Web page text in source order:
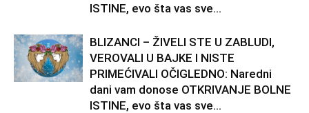
ISTINE, evo šta vas sve...
BLIZANCI – ŽIVELI STE U ZABLUDI,
VEROVALI U BAJKE I NISTE
PRIMEĆIVALI OČIGLEDNO: Naredni
dani vam donose OTKRIVANJE BOLNE
ISTINE, evo šta vas sve...